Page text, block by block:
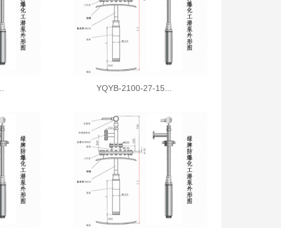
YQYB-2100-27-15...